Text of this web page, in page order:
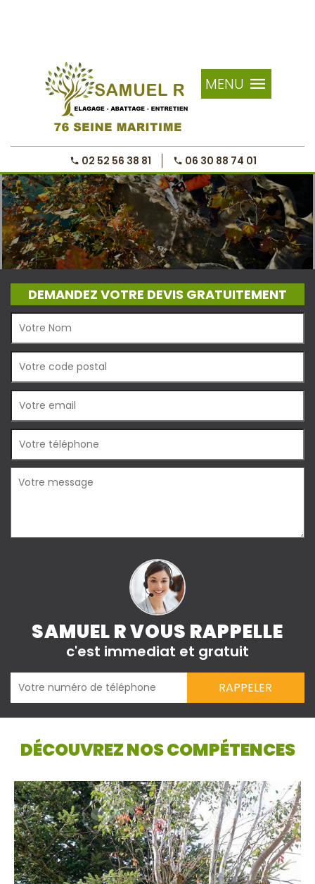
MENU
02 52 56 38 81 06 30 88 74 01
DEMANDEZ VOTRE DEVIS GRATUITEMENT
SAMUEL R VOUS RAPPELLE
c'est immediat et gratuit
DÉCOUVREZ NOS COMPÉTENCES